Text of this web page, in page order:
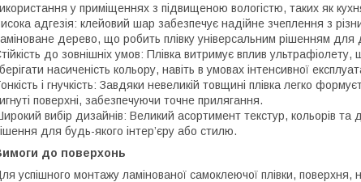
у приміщеннях з підвищеною вологістю, таких як
адгезія: клейовий шар забезпечує надійне зчеплення з
дерево, що робить плівку універсальним рішенням для
до зовнішніх умов: Плівка витримує вплив
насиченість кольору, навіть в умовах інтенсивної
і гнучкість: Завдяки невеликій товщині плівка легко
поверхні, забезпечуючи точне прилягання.
вибір дизайнів: Великий асортимент текстур, кольорів та
для будь-якого інтер’єру або стилю.
до поверхонь
успішного монтажу ламінованої самоклеючої плівки,